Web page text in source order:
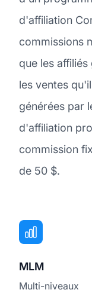
d'affiliation
commissions
que les
les ventes
générées par
d'affiliation
commission
de 50 $.
MLM
Multi-niveaux